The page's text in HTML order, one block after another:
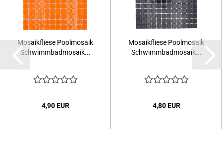
Mosaikfliese Poolmosaik
Schwimmbadmosaik...
4,90 EUR
Mosaikfliese Poolmosaik
Schwimmbadmosaik...
4,80 EUR